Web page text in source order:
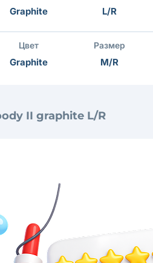
Graphite L/R
Цвет
Graphite
Размер
M/R
II graphite L/R